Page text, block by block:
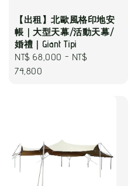
【出租】北歐風格印地安
帳｜大型天幕/活動天幕/
婚禮｜Giant Tipi
Regular
price
NT$ 68,000 - NT$
74,800